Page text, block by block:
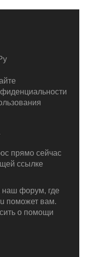
прямо сейчас
ссылке
наш форум, где
поможет вам.
о помощи